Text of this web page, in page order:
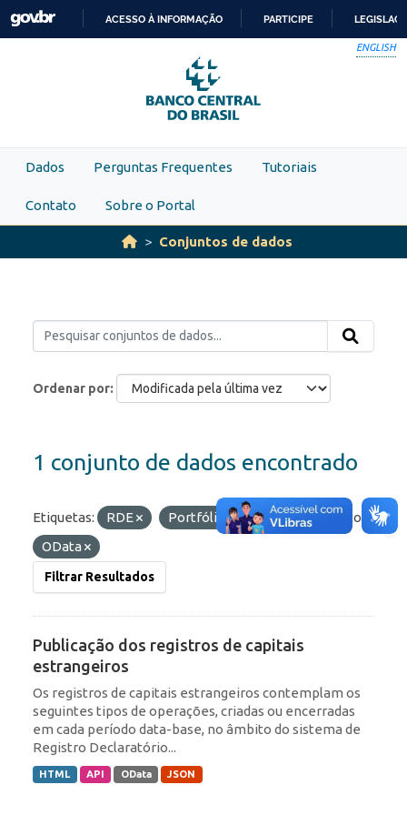
Skip to main content
PARA
O
CONTEÚDO
ACESSO À INFORMAÇÃO PARTICIPE
ENGLISH
Dados Perguntas Frequentes Tutoriais
Contato Sobre o Portal
Conjuntos de dados
Ordenar por
1 conjunto de dados encontrado
Etiquetas: RDE Portfólio IED
Formatos:
OData
Filtrar Resultados
Publicação dos registros de capitais
estrangeiros
Os registros de capitais estrangeiros contemplam os
seguintes tipos de operações, criadas ou encerradas
em cada período data-base, no âmbito do sistema de
Registro Declaratório...
HTML API OData JSON